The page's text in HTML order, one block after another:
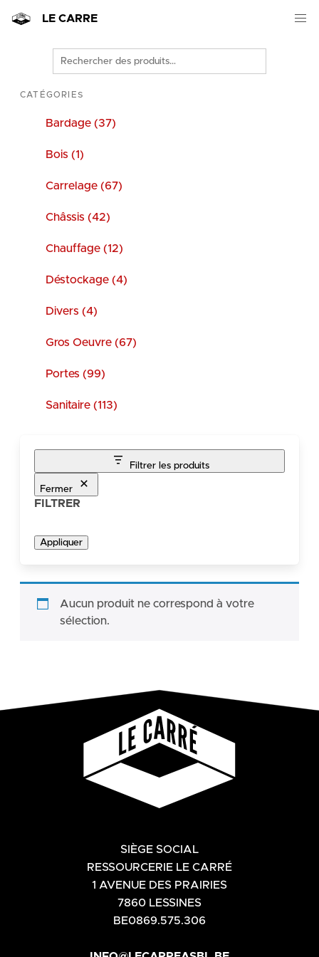
LE CARRE
Rechercher
des
produits
CATÉGORIES
Bardage (37)
Bois (1)
Carrelage (67)
Châssis (42)
Chauffage (12)
Déstockage (4)
Divers (4)
Gros Oeuvre (67)
Portes (99)
Sanitaire (113)
Filtrer les produits
Fermer
FILTRER
Appliquer
Aucun produit ne correspond à votre
sélection.
SIÈGE SOCIAL
RESSOURCERIE LE CARRÉ
1 AVENUE DES PRAIRIES
7860 LESSINES
BE0869.575.306